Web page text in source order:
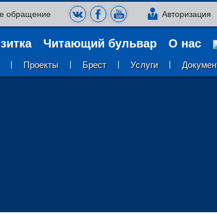
обращение Авторизация
Читающий бульвар О нас
Проекты Брест Услуги